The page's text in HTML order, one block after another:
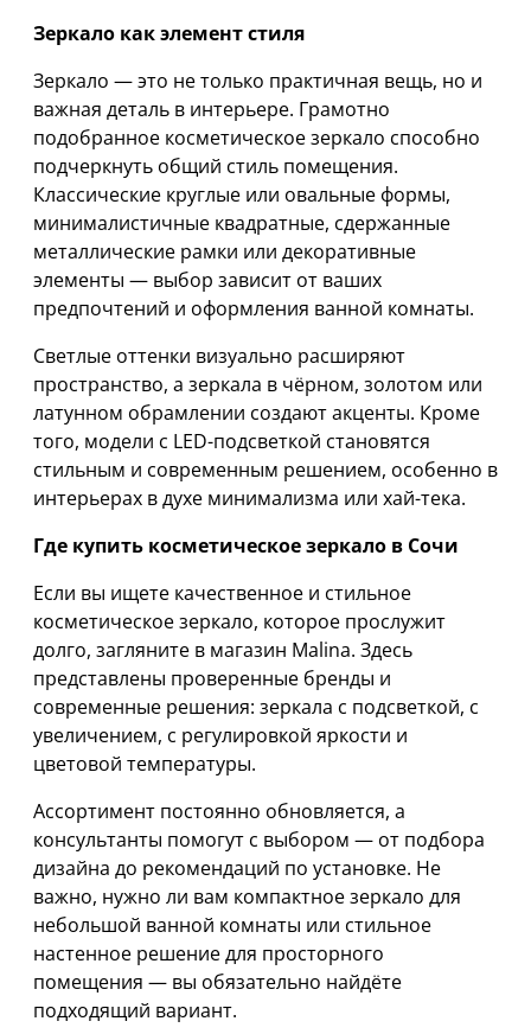
Зеркало как элемент стиля
Зеркало — это не только практичная вещь, но и
важная деталь в интерьере. Грамотно
подобранное косметическое зеркало способно
подчеркнуть общий стиль помещения.
Классические круглые или овальные формы,
минималистичные квадратные, сдержанные
металлические рамки или декоративные
элементы — выбор зависит от ваших
предпочтений и оформления ванной комнаты.
Светлые оттенки визуально расширяют
пространство, а зеркала в чёрном, золотом или
латунном обрамлении создают акценты. Кроме
того, модели с LED-подсветкой становятся
стильным и современным решением, особенно в
интерьерах в духе минимализма или хай-тека.
Где купить косметическое зеркало в Сочи
Если вы ищете качественное и стильное
косметическое зеркало, которое прослужит
долго, загляните в магазин Malina. Здесь
представлены проверенные бренды и
современные решения: зеркала с подсветкой, с
увеличением, с регулировкой яркости и
цветовой температуры.
Ассортимент постоянно обновляется, а
консультанты помогут с выбором — от подбора
дизайна до рекомендаций по установке. Не
важно, нужно ли вам компактное зеркало для
небольшой ванной комнаты или стильное
настенное решение для просторного
помещения — вы обязательно найдёте
подходящий вариант.